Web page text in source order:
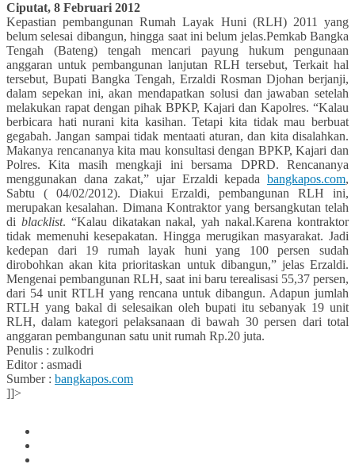
Ciputat, 8 Februari 2012
Kepastian pembangunan Rumah Layak Huni (RLH) 2011 yang
belum selesai dibangun, hingga saat ini belum jelas.Pemkab Bangka
Tengah (Bateng) tengah mencari payung hukum pengunaan
anggaran untuk pembangunan lanjutan RLH tersebut, Terkait hal
tersebut, Bupati Bangka Tengah, Erzaldi Rosman Djohan berjanji,
dalam sepekan ini, akan mendapatkan solusi dan jawaban setelah
melakukan rapat dengan pihak BPKP, Kajari dan Kapolres. “Kalau
berbicara hati nurani kita kasihan. Tetapi kita tidak mau berbuat
gegabah. Jangan sampai tidak mentaati aturan, dan kita disalahkan.
Makanya rencananya kita mau konsultasi dengan BPKP, Kajari dan
Polres. Kita masih mengkaji ini bersama DPRD. Rencananya
menggunakan dana zakat,” ujar Erzaldi kepada bangkapos.com,
Sabtu ( 04/02/2012). Diakui Erzaldi, pembangunan RLH ini,
merupakan kesalahan. Dimana Kontraktor yang bersangkutan telah
di blacklist. “Kalau dikatakan nakal, yah nakal.Karena kontraktor
tidak memenuhi kesepakatan. Hingga merugikan masyarakat. Jadi
kedepan dari 19 rumah layak huni yang 100 persen sudah
dirobohkan akan kita prioritaskan untuk dibangun,” jelas Erzaldi.
Mengenai pembangunan RLH, saat ini baru terealisasi 55,37 persen,
dari 54 unit RTLH yang rencana untuk dibangun. Adapun jumlah
RTLH yang bakal di selesaikan oleh bupati itu sebanyak 19 unit
RLH, dalam kategori pelaksanaan di bawah 30 persen dari total
anggaran pembangunan satu unit rumah Rp.20 juta.
Penulis : zulkodri
Editor : asmadi
Sumber : bangkapos.com
]]>